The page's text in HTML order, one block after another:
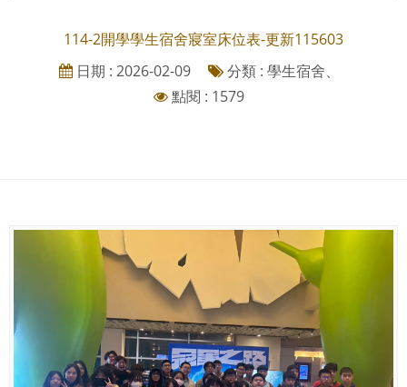
114-2開學學生宿舍寢室床位表-更新115603
日期 : 2026-02-09
分類 : 學生宿舍、
點閱 : 1579